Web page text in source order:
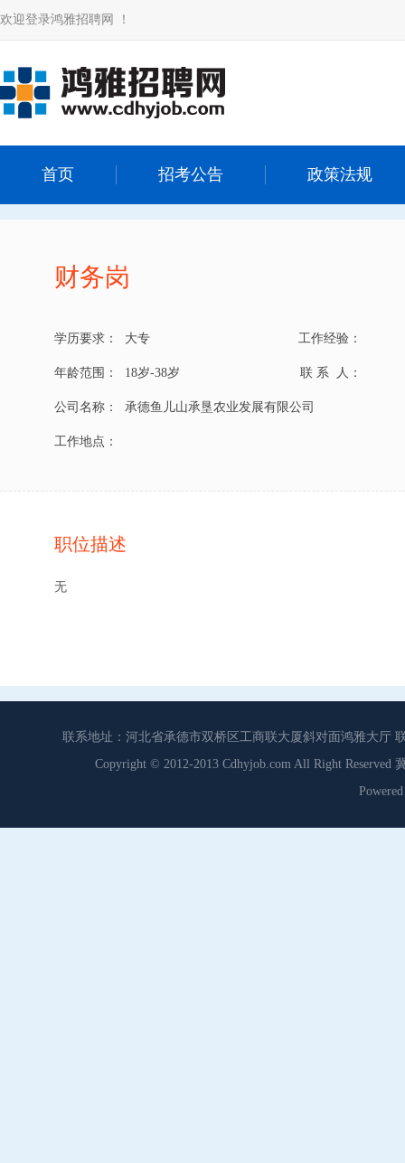
欢迎登录鸿雅招聘网 ！
首页 招考公告 政策法规
财务岗
学历要求： 大专 工作经验：
年龄范围： 18岁-38岁 联 系 人：
公司名称： 承德鱼儿山承垦农业发展有限公司
工作地点：
职位描述
无
联系地址：河北省承德市双桥区工商联大厦斜对面鸿雅大厅
Copyright © 2012-2013 Cdhyjob.com All Right Reserved